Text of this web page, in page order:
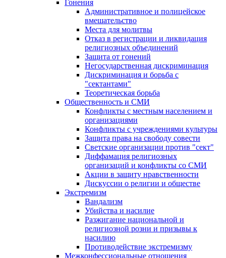
Гонения
Административное и полицейское
вмешательство
Места для молитвы
Отказ в регистрации и ликвидация
религиозных объединений
Защита от гонений
Негосударственная дискриминация
Дискриминация и борьба с
"сектантами"
Теоретическая борьба
Общественность и СМИ
Конфликты с местным населением и
организациями
Конфликты с учреждениями культуры
Защита права на свободу совести
Светские организации против "сект"
Диффамация религиозных
организаций и конфликты со СМИ
Акции в защиту нравственности
Дискуссии о религии и обществе
Экстремизм
Вандализм
Убийства и насилие
Разжигание национальной и
религиозной розни и призывы к
насилию
Противодействие экстремизму
Межконфессиональные отношения